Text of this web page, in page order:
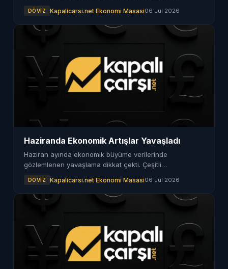
DÖVIZ Kapalicarsi.net Ekonomi Masasi06 Jul 2026
Haziranda Ekonomik Artışlar Yavaşladı
Haziran ayında ekonomik büyüme verilerinde
gözlemlenen yavaşlama dikkat çekti. Çeşitli
DÖVIZ Kapalicarsi.net Ekonomi Masasi06 Jul 2026